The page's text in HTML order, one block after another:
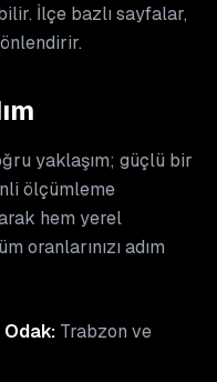
İlçe bazlı sayfalar,
yaklaşım; güçlü bir
ölçümleme
hem yerel
oranlarınızı adım
Odak: Trabzon ve